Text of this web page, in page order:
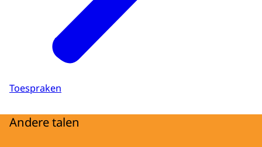
Toespraken
Andere talen